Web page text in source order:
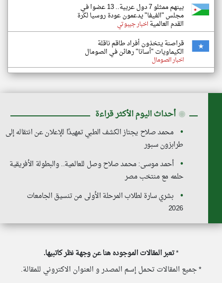
بينهم ممثلو 7 دول عربية.. 13 عضوا في
مجلس "الفيفا" يدعمون عودة روسيا لكرة
القدم العالميةاخبار جيبوتي
قراصنة يتخذون أفراد طاقم ناقلة
الكيماويات "أسانا" رهائن في الصومال
اخبار الصومال
◉ أحداث اليوم الأكثر قراءة
محمد صلاح يجتاز الكشف الطبي تمهيدًا للإعلان عن انتقاله إلى
طرابزون سبور
أحمد موسى: محمد صلاح وصل للعالمية.. والبطولة الأفريقية
حلمه مع منتخب مصر
بشري سارة لطلاب المرحلة الأولى من تنسيق الجامعات
2026
*تعبر المقالات الموجوده هنا عن وجهة نظر كاتبيها.
* جميع المقالات تحمل إسم المصدر و العنوان الاكتروني للمقالة.